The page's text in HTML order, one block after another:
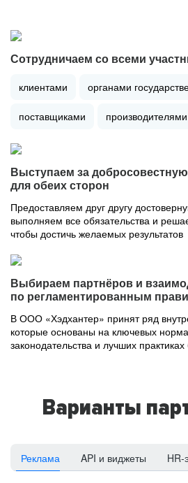
Сотрудничаем со всеми
клиентами органами
поставщиками производителями
Выступаем за
для обеих сторон
Предоставляем друг другу
выполняем все обязательства и
чтобы достичь желаемых результатов
Выбираем партнёров и
по регламентированным
В ООО «Хэдхантер» принят ряд
которые основаны на ключевых
законодательства и лучших
Варианты
Реклама API и виджеты HR-